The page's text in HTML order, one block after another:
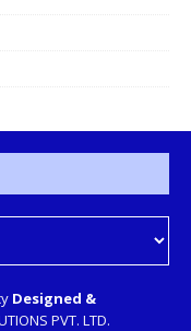
Designed &
PVT. LTD.